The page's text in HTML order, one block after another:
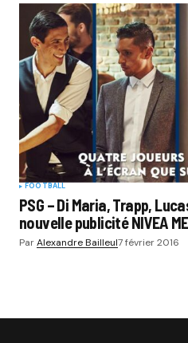
FOOTBALL
PSG – Di Maria, Trapp,
nouvelle publicité NIVEA
ParAlexandre Bailleul7 février 2016